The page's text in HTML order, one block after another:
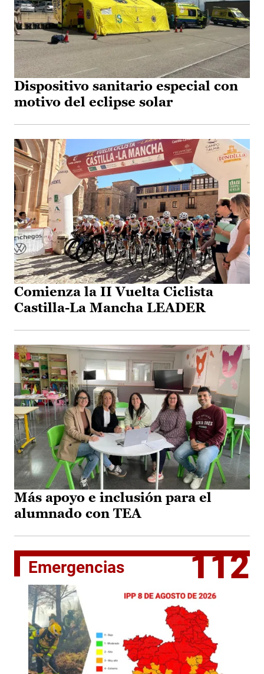
Dispositivo sanitario especial con
motivo del eclipse solar
Comienza la II Vuelta Ciclista
Castilla-La Mancha LEADER
Más apoyo e inclusión para el
alumnado con TEA
Emergencias 112